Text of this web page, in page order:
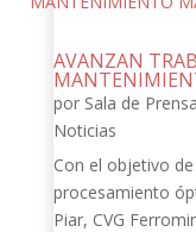
AVANZAN
por Sala de Prensa
Noticias
Con el objetivo
procesamiento
Piar, CVG